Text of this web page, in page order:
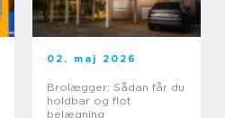
02. maj 2026
Brolægger: Sådan får du
holdbar og flot
belægning